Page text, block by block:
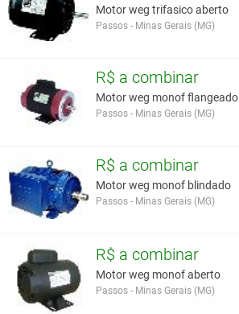
Motor weg trifasico aberto
Passos - Minas Gerais (MG)
R$ a combinar
Motor weg monof flangeado
Passos - Minas Gerais (MG)
R$ a combinar
Motor weg monof blindado
Passos - Minas Gerais (MG)
R$ a combinar
Motor weg monof aberto
Passos - Minas Gerais (MG)